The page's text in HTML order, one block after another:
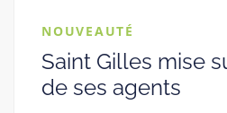
NOUVEAUTÉ
Saint Gilles mise
de ses agents